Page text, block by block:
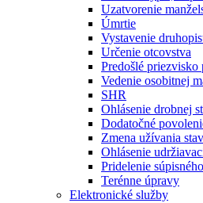
Uzatvorenie
Úmrtie
Vystavenie
Určenie otcovstva
Predošlé priezvisko
Vedenie osobitnej
SHR
Ohlásenie drobnej
Dodatočné
Zmena užívania
Ohlásenie
Pridelenie
Terénne úpravy
Elektronické služby